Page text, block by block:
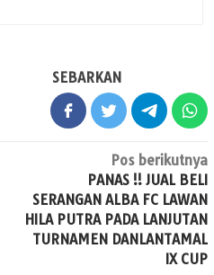
SEBARKAN
Pos berikutnya
PANAS !! JUAL BELI
SERANGAN ALBA FC LAWAN
HILA PUTRA PADA LANJUTAN
TURNAMEN DANLANTAMAL
IX CUP